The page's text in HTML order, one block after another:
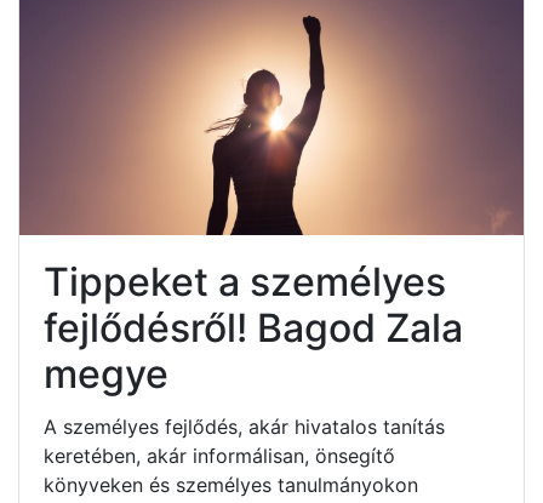
Tippeket a személyes
fejlődésről! Bagod Zala
megye
A személyes fejlődés, akár hivatalos tanítás
keretében, akár informálisan, önsegítő
könyveken és személyes tanulmányokon